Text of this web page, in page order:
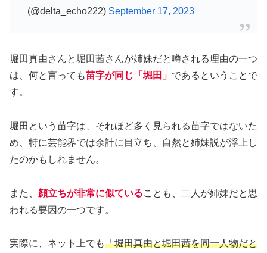
(@delta_echo222) September 17, 2023
堀田真由さんと堀田茜さんが姉妹だと噂される理由の一つ
は、何と言っても苗字が同じ「堀田」 であるということで
す。
堀田という苗字は、それほど多く見られる苗字ではないた
め、特に芸能界では余計に目立ち、自然と姉妹説が浮上し
たのかもしれません。
また、 顔立ちが非常に似ていることも、二人が姉妹だと思
われる要因の一つです。
実際に、ネット上でも「堀田真由と堀田茜を同一人物だと